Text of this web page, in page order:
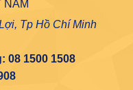
NAM
Tp Hồ Chí Minh
08 1500 1508